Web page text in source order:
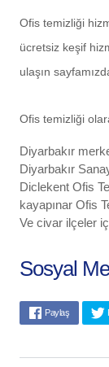
Ofis temizliği
ücretsiz keşif
ulaşın
Ofis temizliği
Diyarbakır
Diyarbakır
Diclekent Ofis
kayapınar Ofis
Ve civar ilçeler
Sosyal
Paylaş